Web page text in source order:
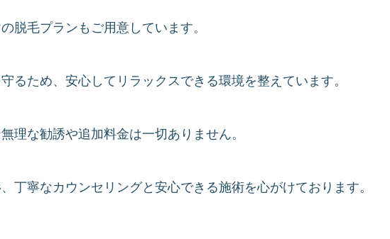
脱毛プランもご用意しています。
るため、安心してリラックスできる環境を整えています。
理な勧誘や追加料金は一切ありません。
丁寧なカウンセリングと安心できる施術を心がけております。